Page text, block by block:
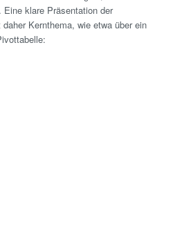
klare Präsentation der
Kernthema, wie etwa über ein